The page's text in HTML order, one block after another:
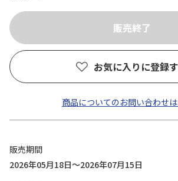
お気に入りに登録
商品についてのお問い合わせ
販売期間
2026年05月18日～2026年07月15日